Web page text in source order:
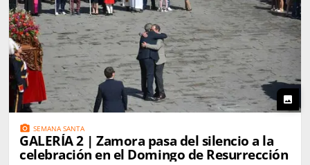
photo
photo_camera SEMANA SANTA
GALERÍA 2 | Zamora pasa del silencio a la
celebración en el Domingo de Resurrección